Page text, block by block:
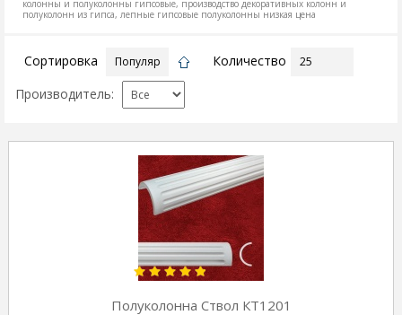
колонны и полуколонны гипсовые, производство декоративных колонн и
полуколонн из гипса, лепные гипсовые полуколонны низкая цена
Сортировка
Количество
Производитель:
Полуколонна Ствол КТ1201